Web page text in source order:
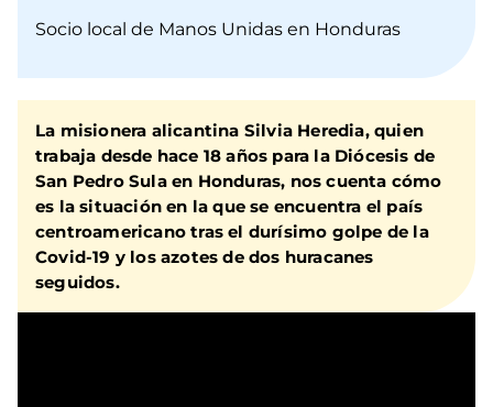
Socio local de Manos Unidas en Honduras
La misionera alicantina Silvia Heredia, quien
trabaja desde hace 18 años para la Diócesis de
San Pedro Sula en Honduras, nos cuenta cómo
es la situación en la que se encuentra el país
centroamericano tras el durísimo golpe de la
Covid-19 y los azotes de dos huracanes
seguidos.